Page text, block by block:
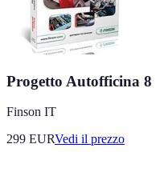
Progetto Autofficina 8
Finson IT
299 EURVedi il prezzo